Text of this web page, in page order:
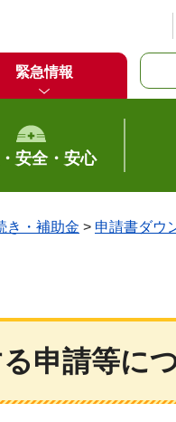
緊急情報
安全・安心
き・補助金 > 申請書ダウ
申請等に